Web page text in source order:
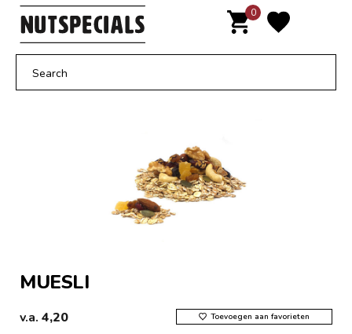
Door
naar
inhoud
0
MUESLI
v.a. 4,20 Toevoegen aan favorieten